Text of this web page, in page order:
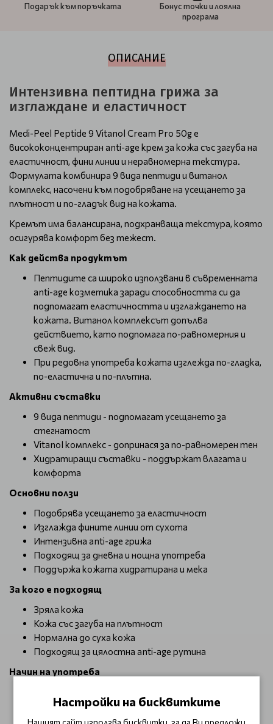
Подарък към поръчката
Бонус точки и лоялна
програма
ОПИСАНИЕ
Интензивна пептидна грижа за
изглаждане и еластичност
Medi-Peel Peptide 9 Vitanol Cream Pro 50g е
висококонцентриран anti-age крем за кожа със загуба на
еластичност, фини линии и неравномерна текстура.
Формулата комбинира 9 вида пептиди и витанол
комплекс, насочени към подобряване на усещането за
плътност и по-гладък вид на кожата.
Кремът има балансирана, подхранваща текстура, която
осигурява комфорт без тежест.
Как действа продуктът
Пептидите са широко използвани в съвременната
anti-age козметика заради способността си да
подпомагат еластичността и изглаждането на
кожата. Витанол комплексът допълва
действието, като подпомага по-равномерния и
свеж вид.
При редовна употреба кожата изглежда по-гладка,
по-еластична и по-плътна.
Активни съставки
9 вида пептиди - подпомагат усещането за
стегнатост
Vitanol комплекс - допринася за по-равномерен тен
Хидратиращи съставки - поддържат влагата и
комфорта
Основни ползи
Подобрява усещането за еластичност
Изглажда фините линии от сухота
Интензивна anti-age грижа
Подходящ за дневна и нощна употреба
Поддържа кожата хидратирана и мека
За кого е подходящ
Зряла кожа
Кожа със загуба на плътност
Нормална до суха кожа
Подходящ за цялостна anti-age рутина
Начин на употреба
Масажирайте до пълно попиване. Използвайте
сутрин и вечер. През деня комбинирайте със
Настройки на бисквитките
Нашият сайт използва бисквитки, за да Ви предложи